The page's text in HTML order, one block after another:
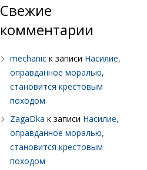
Свежие
комментарии
mechanic к записи Насилие,
оправданное моралью,
становится крестовым
походом
ZagaDka к записи Насилие,
оправданное моралью,
становится крестовым
походом